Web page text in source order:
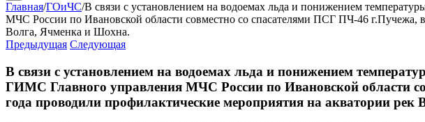
Главная/ГОиЧС/В связи с установлением на водоемах льда и понижением
МЧС России по Ивановской области совместно со спасателями ПСГ ПЧ-46 г.Пучежа,
Волга, Ячменка и Шохна.
Предыдущая Следующая
В связи с установлением на водоемах льда и понижением
ГИМС Главного управления МЧС России по Ивановской области
года проводили профилактические мероприятия на акватории